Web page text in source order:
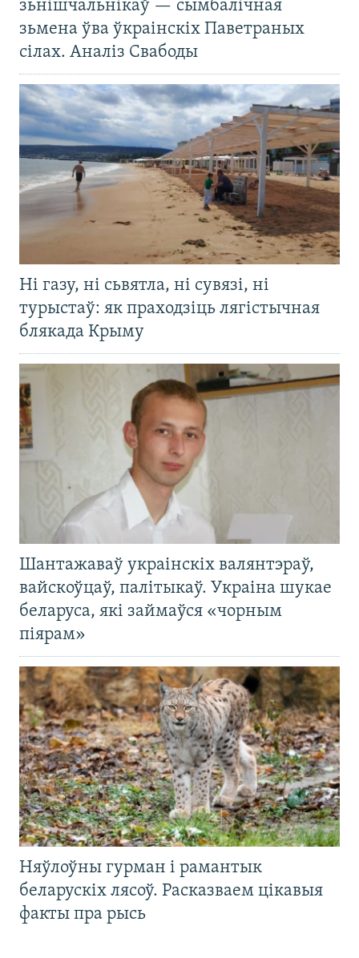
зьнішчальнікаў — сымбалічная
зьмена ўва ўкраінскіх Паветраных
сілах. Аналіз Свабоды
Ні газу, ні сьвятла, ні сувязі, ні
турыстаў: як праходзіць лягістычная
блякада Крыму
Шантажаваў украінскіх валянтэраў,
вайскоўцаў, палітыкаў. Украіна шукае
беларуса, які займаўся «чорным
піярам»
Няўлоўны гурман і рамантык
беларускіх лясоў. Расказваем цікавыя
факты пра рысь